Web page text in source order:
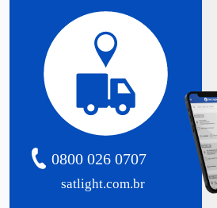
satlight.com.br
0800 026 0707